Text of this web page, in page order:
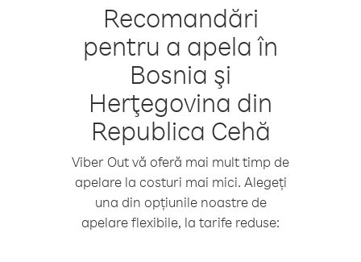
Recomandări
pentru a apela în
Bosnia şi
Herţegovina din
Republica Cehă
Viber Out vă oferă mai mult timp de
apelare la costuri mai mici. Alegeți
una din opțiunile noastre de
apelare flexibile, la tarife reduse: